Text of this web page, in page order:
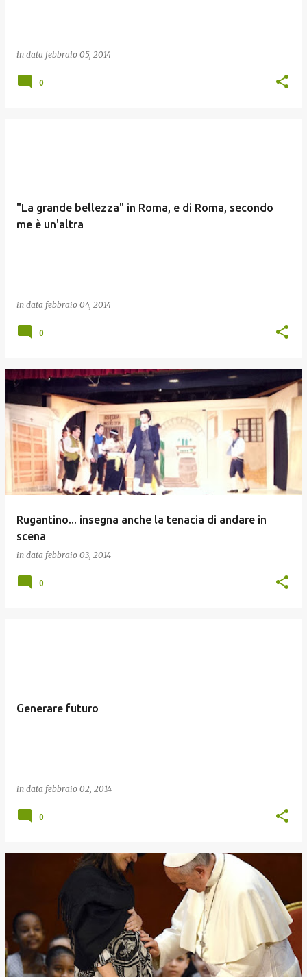
in data febbraio 05, 2014
0
"La grande bellezza" in Roma, e di Roma, secondo
me è un'altra
in data febbraio 04, 2014
0
Rugantino... insegna anche la tenacia di andare in
scena
in data febbraio 03, 2014
0
Generare futuro
in data febbraio 02, 2014
0